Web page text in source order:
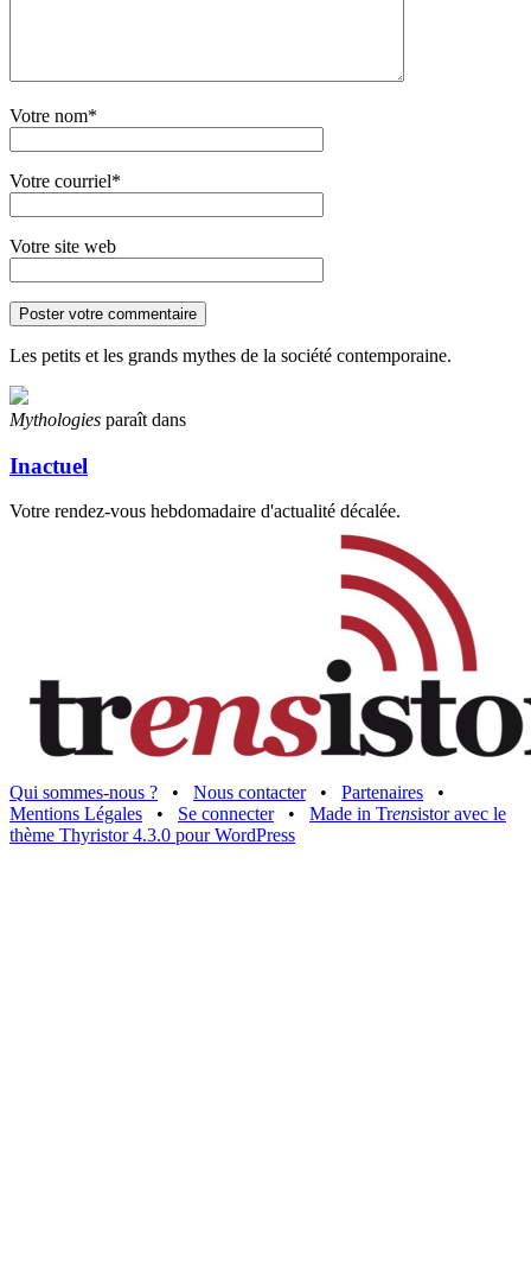
Votre nom*
Votre courriel*
Votre site web
Les petits et les grands mythes de la société contemporaine.
Mythologies paraît dans
Inactuel
Votre rendez-vous hebdomadaire d'actualité décalée.
Qui sommes-nous ? • Nous contacter • Partenaires
•
Mentions Légales
• Se connecter • Made in Trensistor avec le
thème Thyristor 4.3.0 pour WordPress